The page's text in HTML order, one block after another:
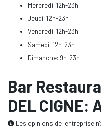
Mercredi: 12h-23h
Jeudi: 12h-23h
Vendredi: 12h-23h
Samedi: 12h-23h
Dimanche: 9h-23h
Bar
DEL CIGNE:
Les opinions de l'entreprise